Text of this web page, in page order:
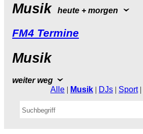
Musik heute+morgen
FM4Termine
Musik
weiterweg
Alle | Musik | DJs | Sport|